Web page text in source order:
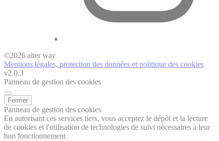
©2026 alter way
Mentions légales, protection des données et politique des cookies
v2.0.3
Panneau de gestion des cookies
Fermer
Panneau de gestion des cookies
En autorisant ces services tiers, vous acceptez le dépôt et la lecture
de cookies et l'utilisation de technologies de suivi nécessaires à leur
bon fonctionnement.